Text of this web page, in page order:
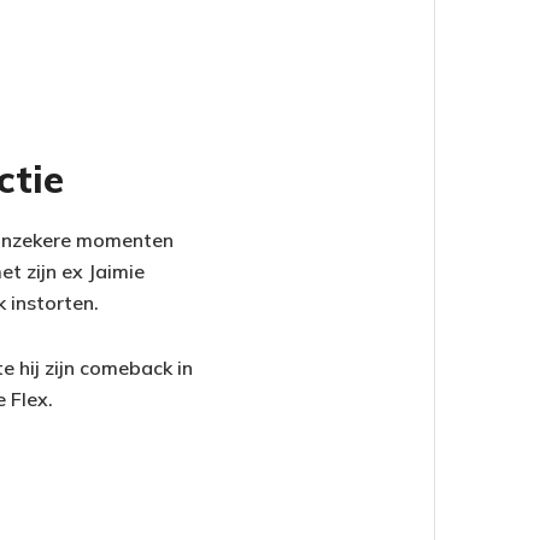
momenten
zijn ex Jaimie
instorten.
hij zijn comeback in
Flex.